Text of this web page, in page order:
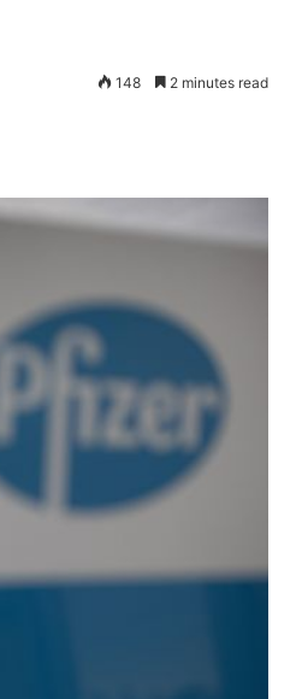
148 2 minutes read